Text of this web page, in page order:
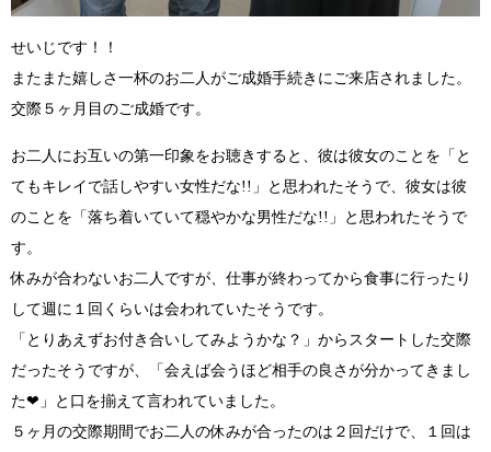
せいじです！！
またまた嬉しさ一杯のお二人がご成婚手続きにご来店されました。
交際５ヶ月目のご成婚です。
お二人にお互いの第一印象をお聴きすると、彼は彼女のことを 「と
てもキレイで話しやすい女性だな!!」
と思われたそうで、彼女は彼
のことを 「落ち着いていて穏やかな男性だな!!」
と思われたそうで
す。
休みが合わないお二人ですが、仕事が終わってから食事に行ったり
して週に１回くらいは会われていたそうです。
「とりあえずお付き合いしてみようかな？」 からスタートした交際
だったそうですが、
「会えば会うほど相手の良さが分かってきまし
た❤」
と口を揃えて言われていました。
５ヶ月の交際期間でお二人の休みが合ったのは２回だけで、１回は